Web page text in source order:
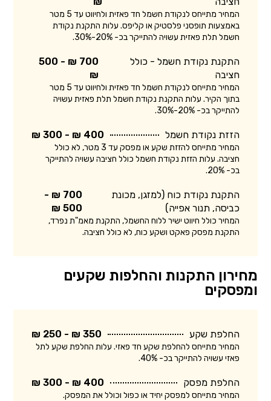
המחיר מתייחס לנקודת חשמל חד פאזית ולחיווט עד 5 מטר
באמצעות תופסני פלסטיק או קליפס. עלות התקנת נקודת
חשמל תלת פאזית עשויה להתייקר בכ- 20%-30%.
התקנת נקודת חשמל - כולל
חציבה
700 ₪ - 500
₪
המחיר מתייחס לנקודת חשמל חד פאזית ולחיווט עד 5 מטר
בתוך הקיר. עלות התקנת נקודת חשמל תלת פאזית עשויה
להתייקר בכ- 20%-30%.
הזזת נקודת חשמל 400 ₪ - 300 ₪
המחיר מתייחס להזזת שקע או מפסק עד 3 מטר, לא כולל
חציבה. עלות הזזת נקודת חשמל כולל חציבה עשויה להתייקר
בכ- 20%.
התקנת נקודת כוח (למזגן, מכונת
כביסה, תנור אפייה)
700 ₪ -
500 ₪
המחיר כולל חיווט ישיר ללוח החשמל, התקנת מאמ"ת נפרד,
התקנת מפסק פאקט ושקע כוח, לא כולל חציבה.
מחירון התקנות והחלפות שקעים
ומפסקים
החלפת שקע 350 ₪ - 250 ₪
המחיר מתייחס להחלפת שקע חד פאזי. עלות החלפת שקע לתל
פאזי עשויה להתייקר בכ- 40%.
החלפת מפסק 400 ₪ - 300 ₪
המחיר מתייחס למפסק יחיד או כפול וכולל את המפסק.